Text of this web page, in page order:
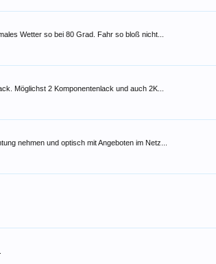
Wetter so bei 80 Grad. Fahr so bloß nicht...
Möglichst 2 Komponentenlack und auch 2K...
nehmen und optisch mit Angeboten im Netz...